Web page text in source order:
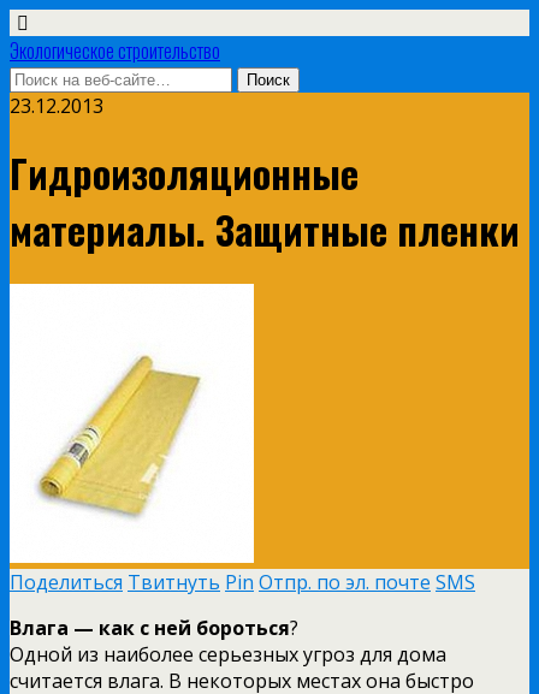
Экологическое строительство
23.12.2013
Гидроизоляционные
материалы. Защитные пленки
Поделиться Твитнуть Pin Отпр. по эл. почте SMS
Влага — как с ней бороться?
Одной из наиболее серьезных угроз для дома
считается влага. В некоторых местах она быстро